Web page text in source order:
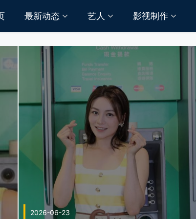
最新动态 艺人 影视制作
2026-06-23